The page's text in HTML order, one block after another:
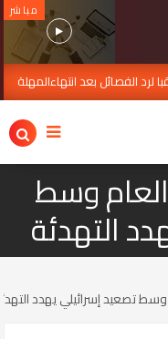
مباشر
بعد انتهاءالمهلة
العام وسط
التهدئة
وسط تصعيد إسرائيلي يهدد